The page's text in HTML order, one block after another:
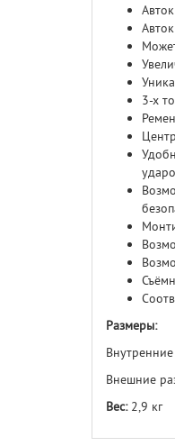
3-х
Размеры:
Внешние
Вес:2,9 кг